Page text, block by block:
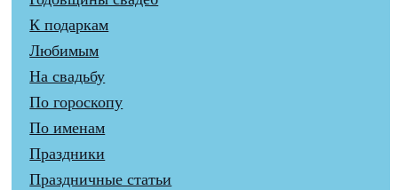
К подаркам
Любимым
На свадьбу
По гороскопу
По именам
Праздники
Праздничные статьи